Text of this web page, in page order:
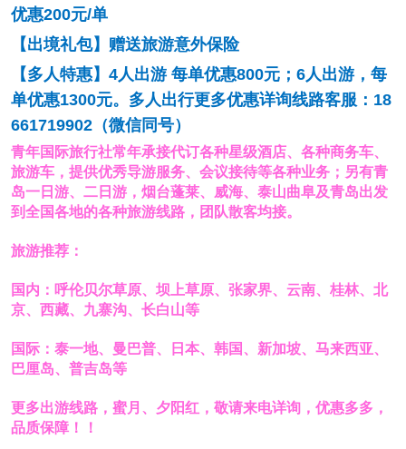
优惠200元/单
【出境礼包】赠送旅游意外保险
【多人特惠】 4人出游 每单优惠800元 ； 6人出游，每
单优惠1300元。 多人出行更多优惠详询线路客服 ： 18
661719902 （微信同号）
青年国际旅行社常年承接代订各种星级酒店、各种商务车、
旅游车， 提供优秀导游服务、会议接待等各种业务；另有青
岛一日游、 二日游 ， 烟台蓬莱、威海、泰山曲阜及青岛出发
到全国各地的各种旅游线路，团队散客均接。
旅游推荐 ：
国内：呼伦贝尔草原、坝上草原、张家界、云南、桂林、北
京、西藏、九寨沟、长白山等
国际：泰一地、曼巴普、日本、韩国、新加坡、马来西亚、
巴厘岛、普吉岛等
更多出游线路，蜜月、夕阳红，敬请来电详询，优惠多多，
品质保障！！